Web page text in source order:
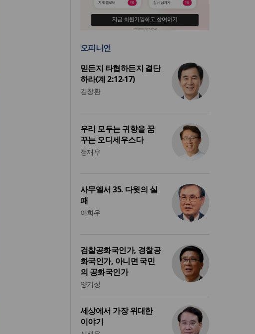
오피니언
믿든지 타협하든지 결단
하라(계 2:12-17)
김창환
우리 모두는 귀향을 꿈
꾸는 오디세우스다
정재우
사무엘서 35. 다윗의 실
패
이희우
검찰공화국인가, 경찰공
화국인가, 아니면 국민
의 공화국인가
양기성
세상에서 가장 위대한
이야기